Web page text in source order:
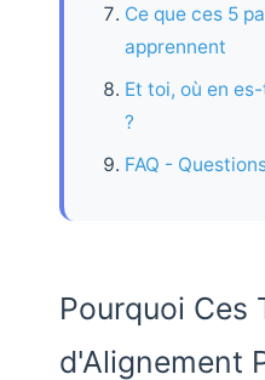
Ce que ces 5
apprennent
Et toi, où en
?
FAQ -
Pourquoi Ces
d'Alignement